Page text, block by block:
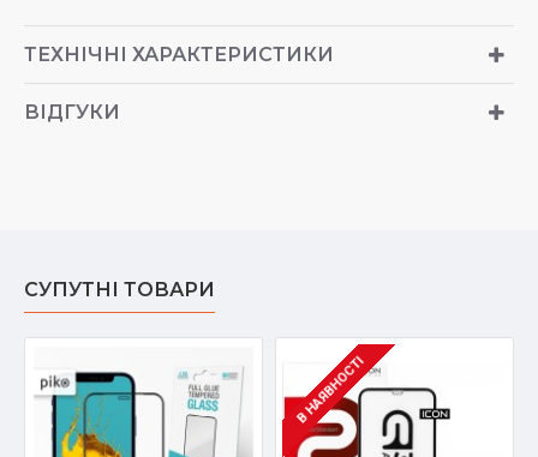
ТЕХНІЧНІ ХАРАКТЕРИСТИКИ
ВІДГУКИ
СУПУТНІ ТОВАРИ
В НАЯВНОСТІ